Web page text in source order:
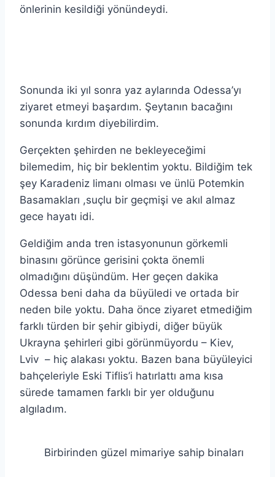
önlerinin kesildiği yönündeydi.
Sonunda iki yıl sonra yaz aylarında Odessa’yı
ziyaret etmeyi başardım. Şeytanın bacağını
sonunda kırdım diyebilirdim.
Gerçekten şehirden ne bekleyeceğimi
bilemedim, hiç bir beklentim yoktu. Bildiğim tek
şey Karadeniz limanı olması ve ünlü Potemkin
Basamakları ,suçlu bir geçmişi ve akıl almaz
gece hayatı idi.
Geldiğim anda tren istasyonunun görkemli
binasını görünce gerisini çokta önemli
olmadığını düşündüm. Her geçen dakika
Odessa beni daha da büyüledi ve ortada bir
neden bile yoktu. Daha önce ziyaret etmediğim
farklı türden bir şehir gibiydi, diğer büyük
Ukrayna şehirleri gibi görünmüyordu – Kiev,
Lviv – hiç alakası yoktu. Bazen bana büyüleyici
bahçeleriyle Eski Tiflis’i hatırlattı ama kısa
sürede tamamen farklı bir yer olduğunu
algıladım.
Birbirinden güzel mimariye sahip binaları